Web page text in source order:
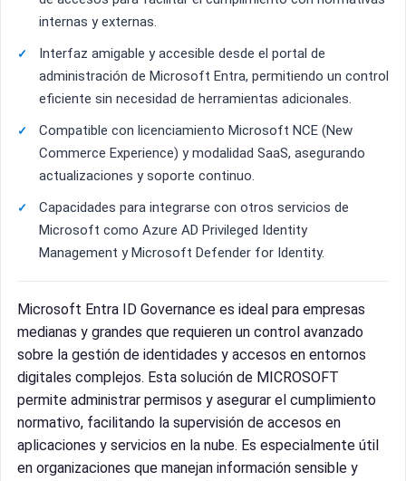
internas y externas.
Interfaz amigable y accesible desde el portal de
administración de Microsoft Entra, permitiendo un control
eficiente sin necesidad de herramientas adicionales.
Compatible con licenciamiento Microsoft NCE (New
Commerce Experience) y modalidad SaaS, asegurando
actualizaciones y soporte continuo.
Capacidades para integrarse con otros servicios de
Microsoft como Azure AD Privileged Identity
Management y Microsoft Defender for Identity.
Microsoft Entra ID Governance es ideal para empresas
medianas y grandes que requieren un control avanzado
sobre la gestión de identidades y accesos en entornos
digitales complejos. Esta solución de MICROSOFT
permite administrar permisos y asegurar el cumplimiento
normativo, facilitando la supervisión de accesos en
aplicaciones y servicios en la nube. Es especialmente útil
en organizaciones que manejan información sensible y